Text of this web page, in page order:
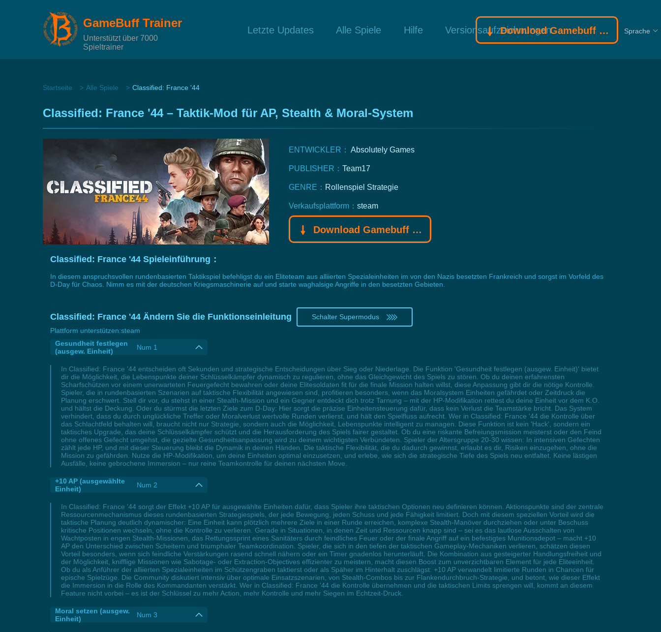
GameBuff Trainer
Unterstützt über 7000
Spieltrainer
Letzte Updates Alle Spiele Hilfe Versionsaufzeichnungen
Download Gamebuff Trainer Sprache
Startseite Alle Spiele Classified: France '44
Classified: France '44 – Taktik-Mod für AP, Stealth & Moral-System
ENTWICKLER： Absolutely Games
PUBLISHER： Team17
GENRE： Rollenspiel Strategie
Verkaufsplattform： steam
Download Gamebuff Trainer
Classified: France '44 Spieleinführung：
In diesem anspruchsvollen rundenbasierten Taktikspiel befehligst du ein Eliteteam aus alliierten Spezialeinheiten im von den Nazis besetzten Frankreich und sorgst im Vorfeld des
D-Day für Chaos. Nimm es mit der deutschen Kriegsmaschinerie auf und starte waghalsige Angriffe in den besetzten Gebieten.
Classified: France '44 Ändern Sie die Funktionseinleitung
Schalter Supermodus
Plattform unterstützen:steam
Gesundheit festlegen
(ausgew. Einheit)
Num 1
In Classified: France '44 entscheiden oft Sekunden und strategische Entscheidungen über Sieg oder Niederlage. Die Funktion 'Gesundheit festlegen (ausgew. Einheit)' bietet
dir die Möglichkeit, die Lebenspunkte deiner Schlüsselkämpfer dynamisch zu regulieren, ohne das Gleichgewicht des Spiels zu stören. Ob du deinen erfahrensten
Scharfschützen vor einem unerwarteten Feuergefecht bewahren oder deine Elitesoldaten fit für die finale Mission halten willst, diese Anpassung gibt dir die nötige Kontrolle.
Spieler, die in rundenbasierten Szenarien auf taktische Flexibilität angewiesen sind, profitieren besonders, wenn das Moralsystem Einheiten gefährdet oder Zeitdruck die
Planung erschwert. Stell dir vor, du stehst in einer Stealth-Mission und ein Gegner entdeckt dich trotz Tarnung – mit der HP-Modifikation rettest du deine Einheit vor dem K.O.
und hältst die Deckung. Oder du stürmst die letzten Ziele zum D-Day: Hier sorgt die präzise Einheitensteuerung dafür, dass kein Verlust die Teamstärke bricht. Das System
verhindert, dass du durch unglückliche Treffer oder Moralverlust wertvolle Runden verlierst, und hält den Spielfluss aufrecht. Wer in Classified: France '44 die Kontrolle über
das Schlachtfeld behalten will, braucht nicht nur Strategie, sondern auch die Möglichkeit, Lebenspunkte intelligent zu managen. Diese Funktion ist kein 'Hack', sondern ein
taktisches Upgrade, das deine Schlüsselkämpfer schützt und die Herausforderung des Spiels fairer gestaltet. Ob du eine riskante Befreiungsmission meisterst oder den Feind
ohne offenes Gefecht umgehst, die gezielte Gesundheitsanpassung wird zu deinem wichtigsten Verbündeten. Spieler der Altersgruppe 20-30 wissen: In intensiven Gefechten
zählt jede HP, und mit dieser Steuerung bleibt die Dynamik in deinen Händen. Die taktische Flexibilität, die du dadurch gewinnst, erlaubt es dir, Risiken einzugehen, ohne die
Mission zu gefährden. Nutze die HP-Modifikation, um deine Einheiten optimal einzusetzen, und erlebe, wie sich die strategische Tiefe des Spiels neu entfaltet. Keine lästigen
Ausfälle, keine gebrochene Immersion – nur reine Teamkontrolle für deinen nächsten Move.
+10 AP (ausgewählte
Einheit)
Num 2
In Classified: France '44 sorgt der Effekt +10 AP für ausgewählte Einheiten dafür, dass Spieler ihre taktischen Optionen neu definieren können. Aktionspunkte sind der zentrale
Ressourcenmechanismus dieses rundenbasierten Strategiespiels, der jede Bewegung, jeden Schuss und jede Fähigkeit limitiert. Doch mit diesem speziellen Vorteil wird die
taktische Planung deutlich dynamischer: Eine Einheit kann plötzlich mehrere Ziele in einer Runde erreichen, komplexe Stealth-Manöver durchziehen oder unter Beschuss
kritische Positionen wechseln, ohne die Kontrolle zu verlieren. Gerade in Situationen, in denen Zeit und Ressourcen knapp sind – sei es das lautlose Ausschalten von
Wachtposten in engen Stealth-Missionen, das Rettungssprint eines Sanitäters durch feindliches Feuer oder der finale Angriff auf ein befestigtes Munitionsdepot – macht +10
AP den Unterschied zwischen Scheitern und triumphaler Teamkoordination. Spieler, die sich in den tiefen der taktischen Gameplay-Mechaniken verlieren, schätzen diesen
Vorteil besonders, wenn sich feindliche Verstärkungen rasend schnell nähern oder ein Timer gnadenlos herunterläuft. Die Kombination aus gesteigerter Handlungsfreiheit und
der Möglichkeit, knifflige Missionen wie Sabotage- oder Extraction-Objectives effizienter zu meistern, macht diesen Boost zum unverzichtbaren Element für jede Eliteeinheit.
Ob du als Anführer der alliierten Spezialeinheiten im Schützengraben taktierst oder als Späher im Hinterhalt zuschlägst: +10 AP verwandelt limitierte Runden in Chancen für
epische Spielzüge. Die Community diskutiert intensiv über optimale Einsatzszenarien, von Stealth-Combos bis zur Flankendurchbruch-Strategie, und betont, wie dieser Effekt
die Immersion in die Rolle des Kommandanten verstärkt. Wer in Classified: France '44 die Kontrolle übernehmen und die taktischen Limits sprengen will, kommt an diesem
Feature nicht vorbei – es ist der Schlüssel zu mehr Action, mehr Kontrolle und mehr Siegen im Echtzeit-Druck.
Moral setzen (ausgew.
Einheit)
Num 3